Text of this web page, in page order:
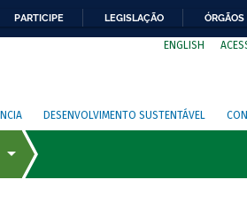
PARTICIPE LEGISLAÇÃO
ENGLISH
DESENVOLVIMENTO SUSTENTÁVEL